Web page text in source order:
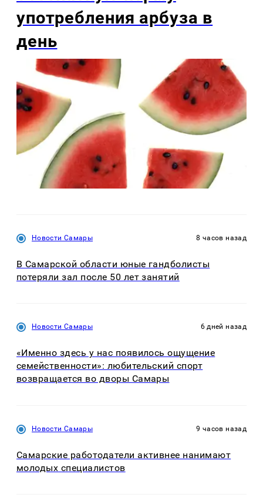
употребления арбуза в
день
Новости Самары 8 часов назад
В Самарской области юные гандболисты
потеряли зал после 50 лет занятий
Новости Самары 6 дней назад
«Именно здесь у нас появилось ощущение
семейственности»: любительский спорт
возвращается во дворы Самары
Новости Самары 9 часов назад
Самарские работодатели активнее нанимают
молодых специалистов